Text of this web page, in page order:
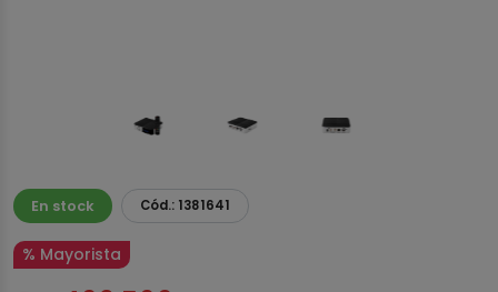
En stock Cód.: 1381641
% Mayorista